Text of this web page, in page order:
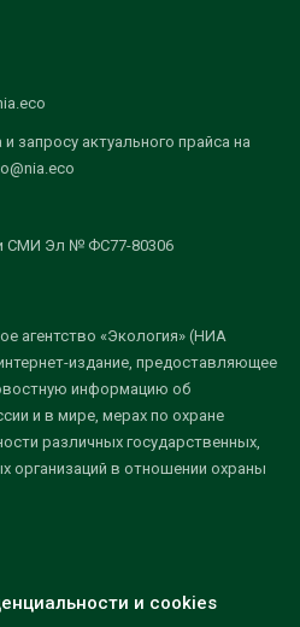
запросу актуального прайса на
СМИ Эл № ФС77-80306
агентство «Экология» (НИА
издание, предоставляющее
информацию об
и в мире, мерах по охране
различных государственных,
организаций в отношении охраны
и cookies